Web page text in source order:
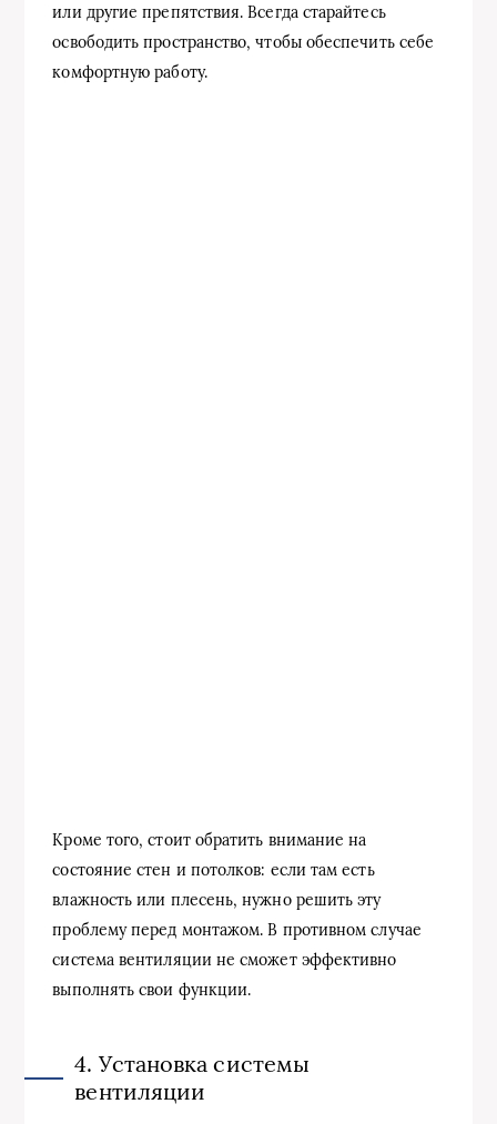
или другие препятствия. Всегда старайтесь
освободить пространство, чтобы обеспечить себе
комфортную работу.
Кроме того, стоит обратить внимание на
состояние стен и потолков: если там есть
влажность или плесень, нужно решить эту
проблему перед монтажом. В противном случае
система вентиляции не сможет эффективно
выполнять свои функции.
4. Установка системы
вентиляции